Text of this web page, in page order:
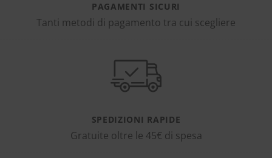
PAGAMENTI SICURI
Tanti metodi di pagamento tra cui scegliere
SPEDIZIONI RAPIDE
Gratuite oltre le 45€ di spesa